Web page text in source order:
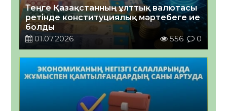
Теңге Қазақстанның ұлттық валютасы
ретінде конституциялық мәртебеге ие
болды
01.07.2026
556 0